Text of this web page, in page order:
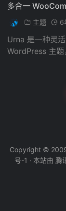
多合一
主题 6
Urna 是一种灵
WordPress 主
Copyright ©
号-1 · 本站由 腾